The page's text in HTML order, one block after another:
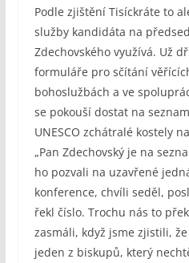
Podle zjištění Tisíckráte to
služby kandidáta na
Zdechovského využívá. Už
formuláře pro sčítání
bohoslužbách a ve
se pokouší dostat na
UNESCO zchátralé kostely
„Pan Zdechovský je na
ho pozvali na uzavřené
konference, chvíli seděl,
řekl číslo. Trochu nás to
zasmáli, když jsme zjistili,
jeden z biskupů, který